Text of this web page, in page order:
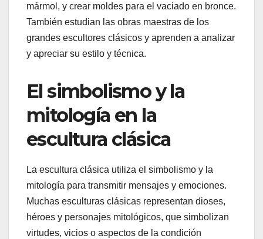
mármol, y crear moldes para el vaciado en bronce.
También estudian las obras maestras de los
grandes escultores clásicos y aprenden a analizar
y apreciar su estilo y técnica.
El simbolismo y la
mitología en la
escultura clásica
La escultura clásica utiliza el simbolismo y la
mitología para transmitir mensajes y emociones.
Muchas esculturas clásicas representan dioses,
héroes y personajes mitológicos, que simbolizan
virtudes, vicios o aspectos de la condición